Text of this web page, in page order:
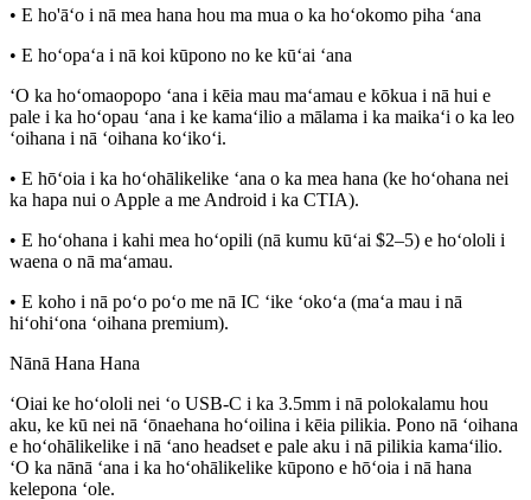
• E ho'āʻo i nā mea hana hou ma mua o ka hoʻokomo piha ʻana
• E hoʻopaʻa i nā koi kūpono no ke kūʻai ʻana
ʻO ka hoʻomaopopo ʻana i kēia mau maʻamau e kōkua i nā hui e
pale i ka hoʻopau ʻana i ke kamaʻilio a mālama i ka maikaʻi o ka leo
ʻoihana i nā ʻoihana koʻikoʻi.
• E hōʻoia i ka hoʻohālikelike ʻana o ka mea hana (ke hoʻohana nei
ka hapa nui o Apple a me Android i ka CTIA).
• E hoʻohana i kahi mea hoʻopili (nā kumu kūʻai $2–5) e hoʻololi i
waena o nā maʻamau.
• E koho i nā poʻo poʻo me nā IC ʻike ʻokoʻa (maʻa mau i nā
hiʻohiʻona ʻoihana premium).
Nānā Hana Hana
ʻOiai ke hoʻololi nei ʻo USB-C i ka 3.5mm i nā polokalamu hou
aku, ke kū nei nā ʻōnaehana hoʻoilina i kēia pilikia. Pono nā ʻoihana
e hoʻohālikelike i nā ʻano headset e pale aku i nā pilikia kamaʻilio.
ʻO ka nānā ʻana i ka hoʻohālikelike kūpono e hōʻoia i nā hana
kelepona ʻole.